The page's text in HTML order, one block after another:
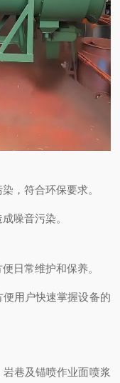
，符合环保要求。
噪音污染。
日常维护和保养。
用户快速掌握设备的
巷及锚喷作业面喷浆